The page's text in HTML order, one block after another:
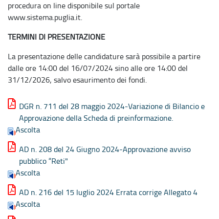
procedura on line disponibile sul portale
www.sistema.puglia.it.
TERMINI DI PRESENTAZIONE
La presentazione delle candidature sarà possibile a partire
dalle ore 14:00 del 16/07/2024 sino alle ore 14:00 del
31/12/2026, salvo esaurimento dei fondi.
DGR n. 711 del 28 maggio 2024-Variazione di Bilancio e
Approvazione della Scheda di preinformazione.
Ascolta
AD n. 208 del 24 Giugno 2024-Approvazione avviso
pubblico “Reti"
Ascolta
AD n. 216 del 15 luglio 2024 Errata corrige Allegato 4
Ascolta